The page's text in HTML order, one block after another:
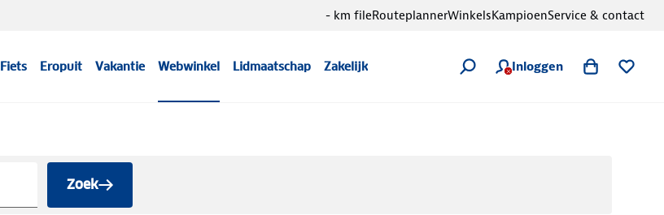
Fiets Eropuit Vakantie Webwinkel Lidmaatschap Zakelijk Inloggen
- km fileRouteplannerWinkelsKampioenService & contact
Zoek